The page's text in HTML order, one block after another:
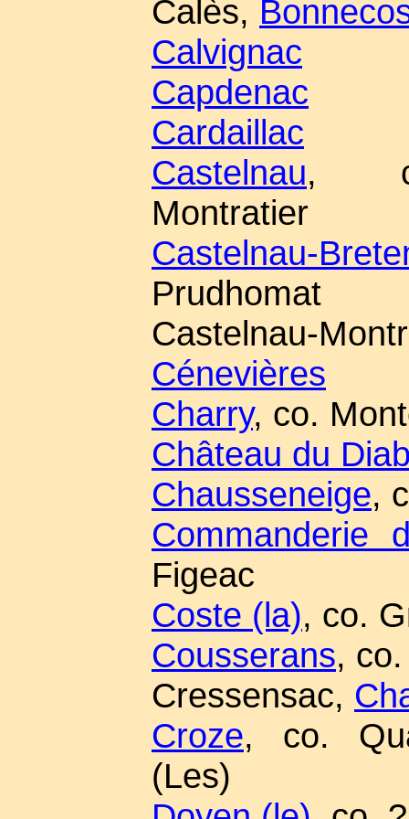
Calès,
Calvignac
Capdenac
Cardaillac
Castelnau,
Montratier
Castelnau-
Prudhomat
Castelnau-
Cénevières
Charry, co.
Château du
Chausseneige,
Commanderie
Figeac
Coste (la), co.
Cousserans,
Cressensac,
Croze, co.
(Les)